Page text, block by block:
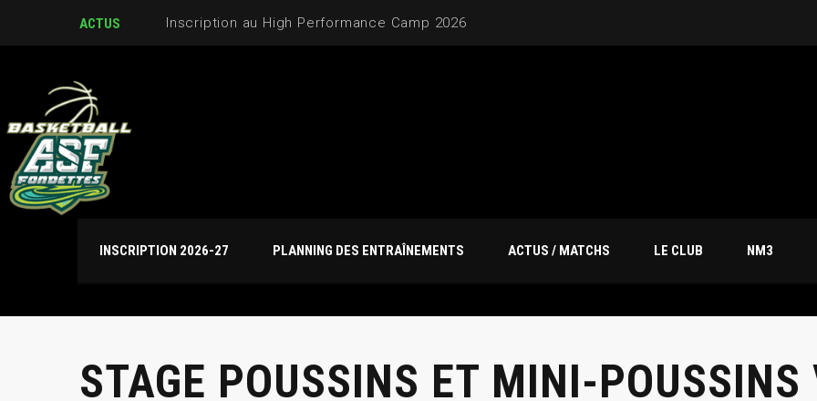
ACTUS Inscription au High Performance Camp 2026
INSCRIPTION 2026-27 PLANNING DES ENTRAÎNEMENTS ACTUS / MATCHS LE CLUB NM3
STAGE POUSSINS ET MINI-POUSSINS